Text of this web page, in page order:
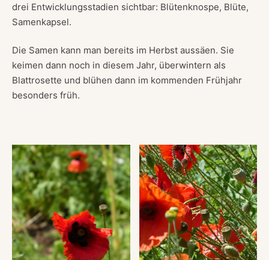
drei Entwicklungsstadien sichtbar: Blütenknospe, Blüte,
Samenkapsel.
Die Samen kann man bereits im Herbst aussäen. Sie
keimen dann noch in diesem Jahr, überwintern als
Blattrosette und blühen dann im kommenden Frühjahr
besonders früh.